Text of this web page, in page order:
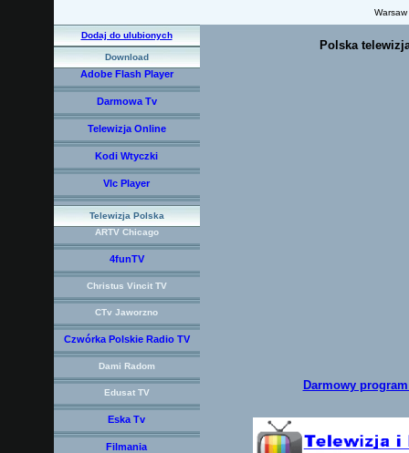
Dodaj do ulubionych
Download
Adobe Flash Player
Darmowa Tv
Telewizja Online
Kodi Wtyczki
Vlc Player
Telewizja Polska
ARTV Chicago
4funTV
Christus Vincit TV
CTv Jaworzno
Czwórka Polskie Radio TV
Dami Radom
Edusat TV
Eska Tv
Filmania
Polska
Darmowy